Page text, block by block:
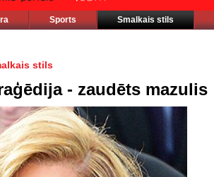
Sports Smalkais stils
stils
- zaudēts mazulis